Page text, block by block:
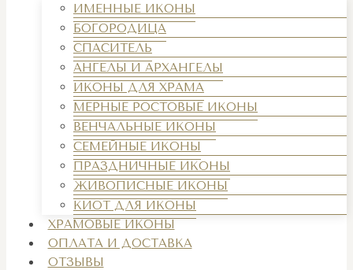
ИМЕННЫЕ ИКОНЫ
БОГОРОДИЦА
СПАСИТЕЛЬ
АНГЕЛЫ И АРХАНГЕЛЫ
ИКОНЫ ДЛЯ ХРАМА
МЕРНЫЕ РОСТОВЫЕ ИКОНЫ
ВЕНЧАЛЬНЫЕ ИКОНЫ
СЕМЕЙНЫЕ ИКОНЫ
ПРАЗДНИЧНЫЕ ИКОНЫ
ЖИВОПИСНЫЕ ИКОНЫ
КИОТ ДЛЯ ИКОНЫ
ХРАМОВЫЕ ИКОНЫ
ОПЛАТА И ДОСТАВКА
ОТЗЫВЫ